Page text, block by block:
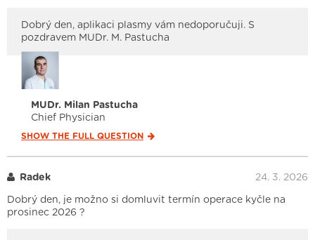
Dobrý den, aplikaci plasmy vám nedoporučuji. S
pozdravem MUDr. M. Pastucha
MUDr. Milan Pastucha
Chief Physician
SHOW THE FULL QUESTION
Radek 24. 3. 2026
Dobrý den, je možno si domluvit termín operace kyčle na
prosinec 2026 ?